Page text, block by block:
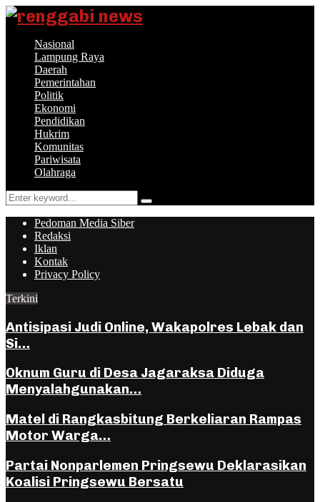
Nasional
Lampung Raya
Daerah
Pemerintahan
Politik
Ekonomi
Pendidikan
Hukrim
Komunitas
Pariwisata
Olahraga
Search
for:
Search
Pedoman Media Siber
Redaksi
Iklan
Kontak
Privacy Policy
Terkini
Antisipasi Judi Online, Wakapolres Lebak dan
Si…
Oknum Guru di Desa Jagaraksa Diduga
Menyalahgunakan…
Matel di Rangkasbitung Berkeliaran Rampas
Motor Warga…
Partai Nonparlemen Pringsewu Deklarasikan
Koalisi Pringsewu Bersatu